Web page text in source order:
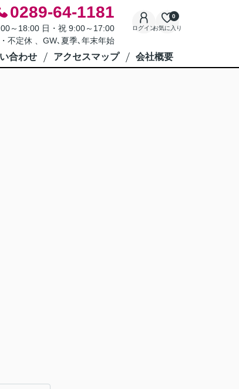
0289-64-1181
～18:00 日・祝 9:00～17:00
不定休 、GW､夏季､年末年始
ログインお気に入り
0
合わせ アクセスマップ 会社概要